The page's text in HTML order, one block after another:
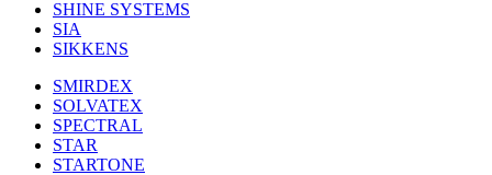
SHINE SYSTEMS
SIA
SIKKENS
SMIRDEX
SOLVATEX
SPECTRAL
STAR
STARTONE